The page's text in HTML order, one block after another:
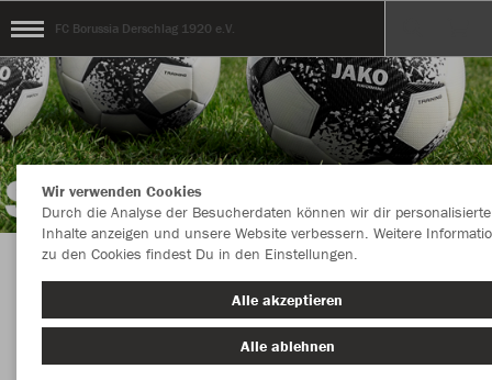
FC Borussia Derschlag 1920 e.V.
TEAMSHOP - FC BORUSSIA DERSCHLAG e.V.
Wir verwenden Cookies
Durch die Analyse der Besucherdaten können wir dir personalisierte
Inhalte anzeigen und unsere Website verbessern. Weitere
zu den Cookies findest Du in den Einstellungen.
Alle akzeptieren
Alle ablehnen